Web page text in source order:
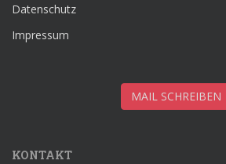
Datenschutz
Impressum
MAIL SCHREIBEN
KONTAKT